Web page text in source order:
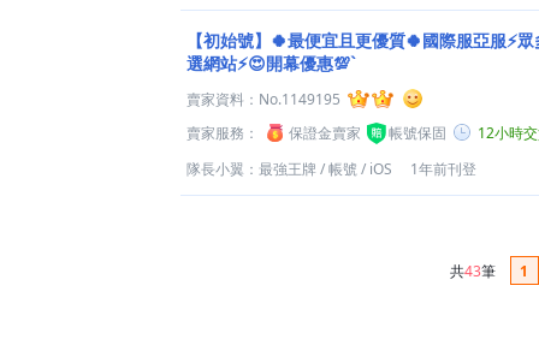
【初始號】🍀最便宜且更優質🍀國際服亞服⚡
選網站⚡😍開幕優惠💯`
賣家資料： No.1149195
賣家服務：
保證金賣家 帳號保固
12小時
隊長小翼：最強王牌/帳號/ iOS 1年前刊登
共43筆 1